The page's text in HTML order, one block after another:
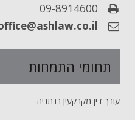
09-8914600
תחומי התמחות
עורך דין מקרקעין בנתניה